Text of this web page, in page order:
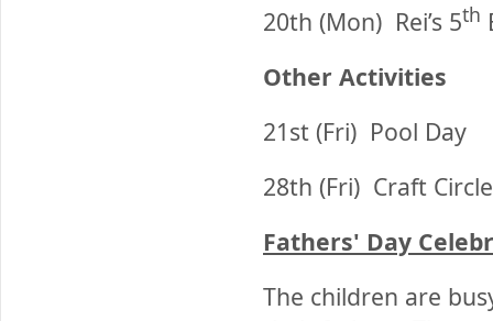
20th (Mon) Rei’s 5th
Other Activities
21st (Fri) Pool Day
28th (Fri) Craft
Fathers' Day
The children are